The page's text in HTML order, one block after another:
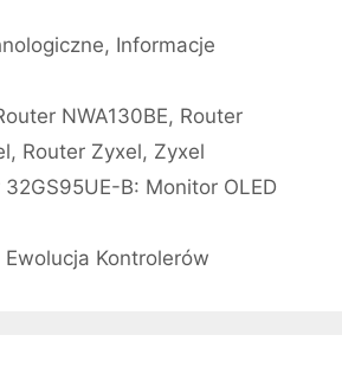
, Informacje
NWA130BE, Router
, Router Zyxel, Zyxel
B: Monitor OLED
Ewolucja Kontrolerów